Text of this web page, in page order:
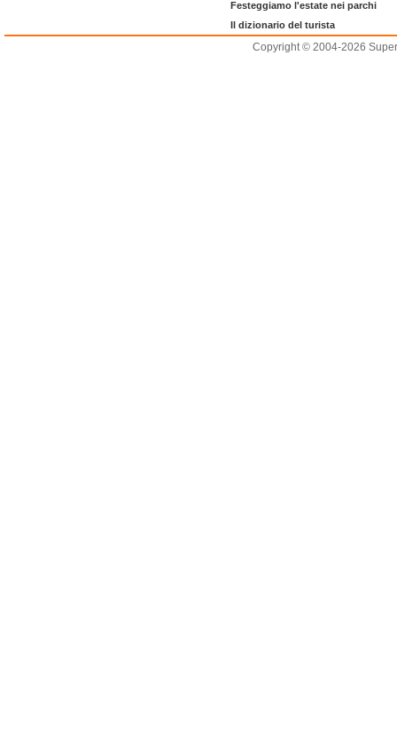
Festeggiamo l'estate nei parchi
Il dizionario del turista
Copyright © 2004-2026